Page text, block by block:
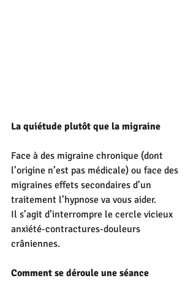
La quiétude plutôt que la migraine
Face à des migraine chronique (dont
l’origine n’est pas médicale) ou face des
migraines effets secondaires d’un
traitement l’hypnose va vous aider.
Il s’agit d’interrompre le cercle vicieux
anxiété-contractures-douleurs
crâniennes.
Comment se déroule une séance